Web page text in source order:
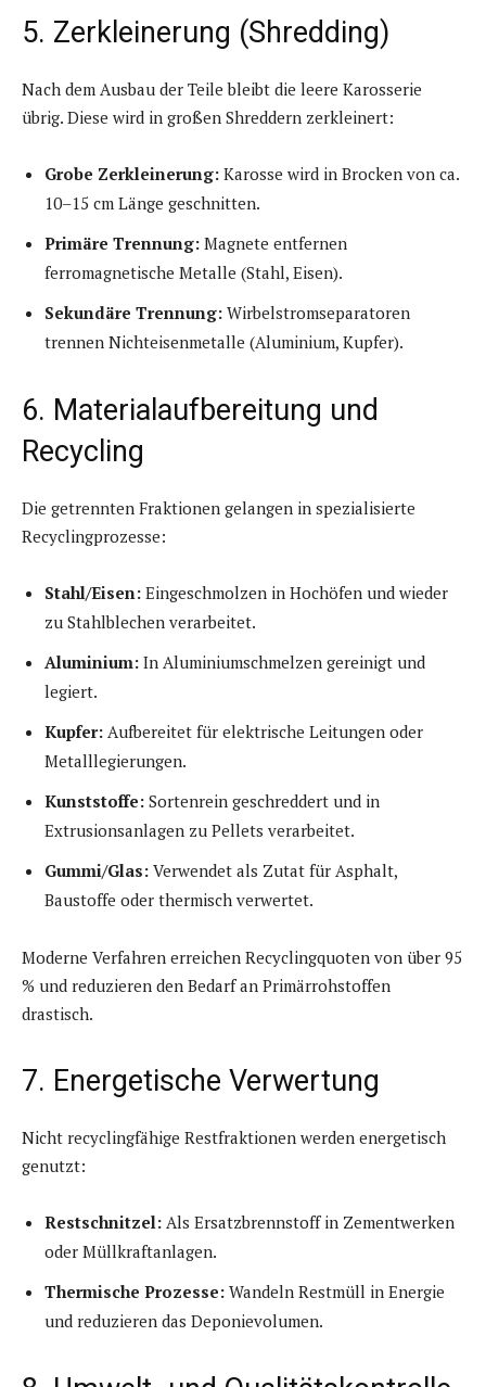
5. Zerkleinerung (Shredding)
Nach dem Ausbau der Teile bleibt die leere Karosserie
übrig. Diese wird in großen Shreddern zerkleinert:
Grobe Zerkleinerung: Karosse wird in Brocken von ca.
10–15 cm Länge geschnitten.
Primäre Trennung: Magnete entfernen
ferromagnetische Metalle (Stahl, Eisen).
Sekundäre Trennung: Wirbelstromseparatoren
trennen Nichteisenmetalle (Aluminium, Kupfer).
6. Materialaufbereitung und
Recycling
Die getrennten Fraktionen gelangen in spezialisierte
Recyclingprozesse:
Stahl/Eisen: Eingeschmolzen in Hochöfen und wieder
zu Stahlblechen verarbeitet.
Aluminium: In Aluminiumschmelzen gereinigt und
legiert.
Kupfer: Aufbereitet für elektrische Leitungen oder
Metalllegierungen.
Kunststoffe: Sortenrein geschreddert und in
Extrusionsanlagen zu Pellets verarbeitet.
Gummi/Glas: Verwendet als Zutat für Asphalt,
Baustoffe oder thermisch verwertet.
Moderne Verfahren erreichen Recyclingquoten von über 95
% und reduzieren den Bedarf an Primärrohstoffen
drastisch.
7. Energetische Verwertung
Nicht recyclingfähige Restfraktionen werden energetisch
genutzt:
Restschnitzel: Als Ersatzbrennstoff in Zementwerken
oder Müllkraftanlagen.
Thermische Prozesse: Wandeln Restmüll in Energie
und reduzieren das Deponievolumen.